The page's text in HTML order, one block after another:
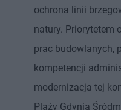
ochrona linii
natury. Priorytetem
prac budowlanych,
kompetencji
modernizacja tej
Plaży Gdynia